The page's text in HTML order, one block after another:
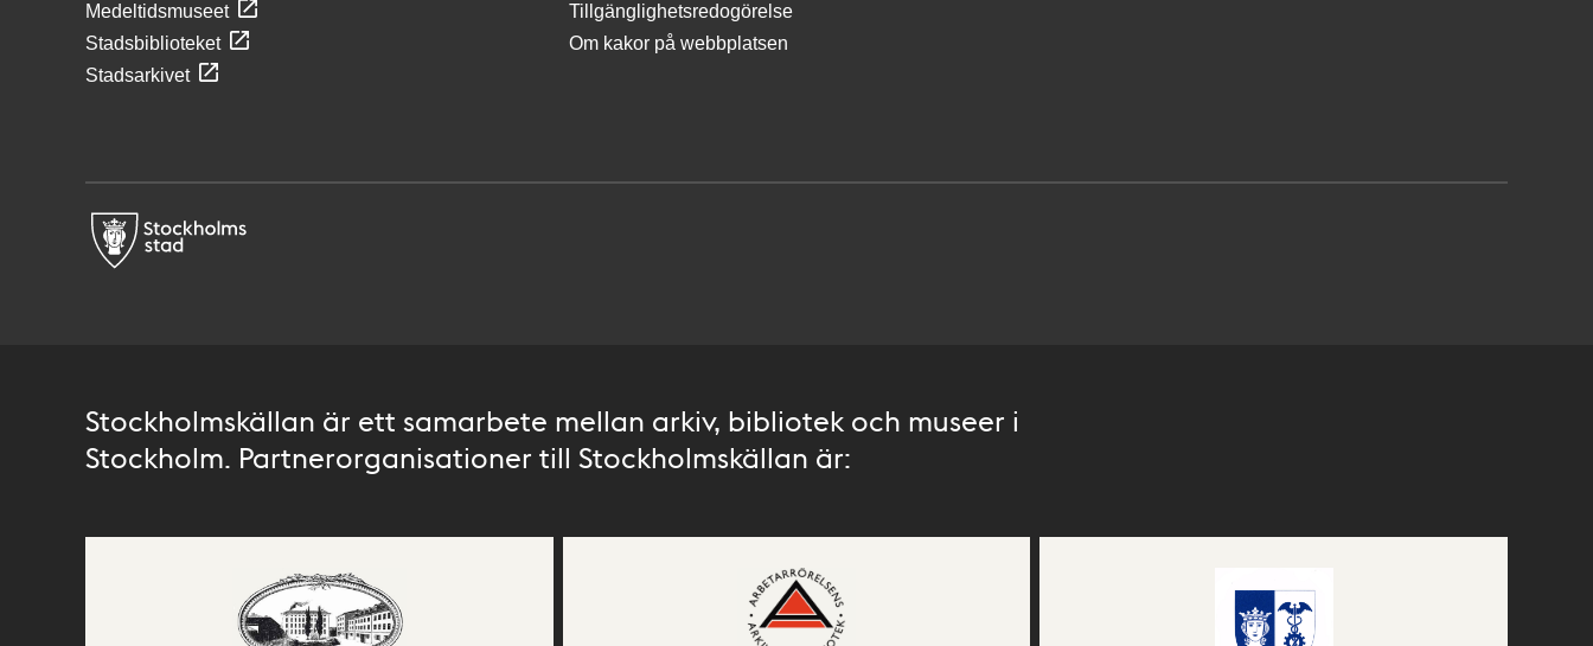
Medeltidsmuseet
Stadsbiblioteket
Stadsarkivet
Tillgänglighetsredogörelse
Om kakor på webbplatsen
Stockholmskällan är ett samarbete mellan arkiv, bibliotek och museer i
Stockholm. Partnerorganisationer till Stockholmskällan är: